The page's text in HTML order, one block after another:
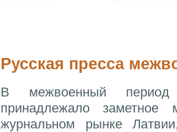
Русская пресса
В межвоенный период
принадлежало заметное
журнальном рынке